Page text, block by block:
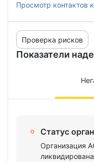
Просмотр контактов
Показатели
Проверка рисков
Статус